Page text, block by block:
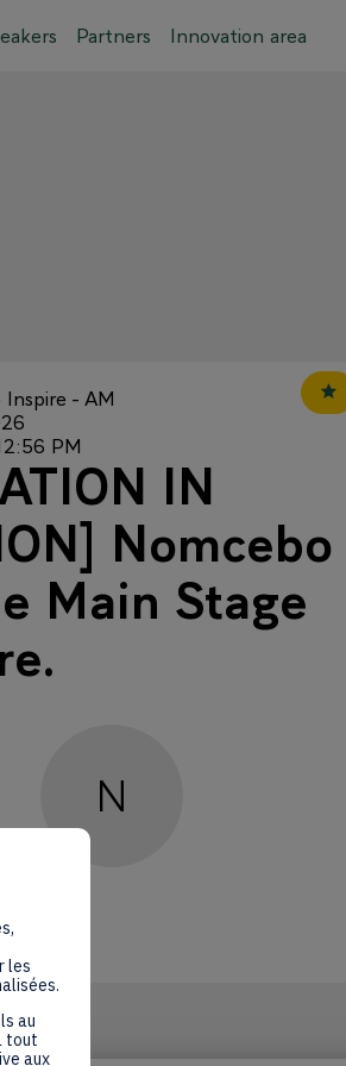
Partners Innovation area
Inspire - AM
PM
IN
Nomcebo
Main Stage
N
les
au
tout
aux